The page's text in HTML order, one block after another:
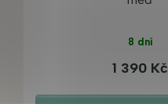
8 dní
1 390 Kč